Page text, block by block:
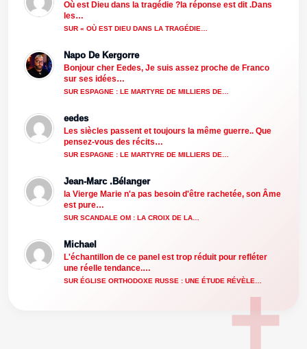
Où est Dieu dans la tragédie ?la réponse est dit .Dans
les…
SUR « OÙ EST DIEU DANS LA TRAGÉDIE…
Napo De Kergorre
Bonjour cher Eedes, Je suis assez proche de Franco
sur ses idées…
SUR ESPAGNE : LE MARTYRE DE MILLIERS DE…
eedes
Les siècles passent et toujours la même guerre.. Que
pensez-vous des récits…
SUR ESPAGNE : LE MARTYRE DE MILLIERS DE…
Jean-Marc .Bélanger
la Vierge Marie n'a pas besoin d'être rachetée, son Âme
est pure…
SUR SCANDALE OM : LA CROIX DE LA…
Michael
L'échantillon de ce panel est trop réduit pour refléter
une réelle tendance.…
SUR ÉGLISE ORTHODOXE RUSSE : UNE ÉTUDE RÉVÈLE…